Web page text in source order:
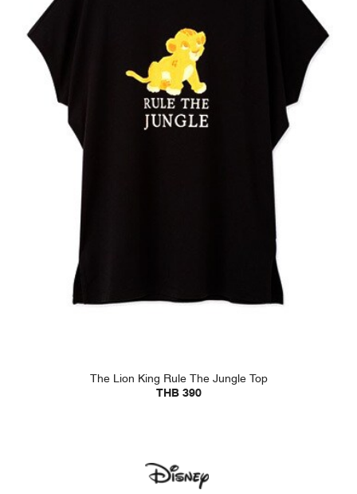
The Lion King Rule The Jungle Top
THB 390